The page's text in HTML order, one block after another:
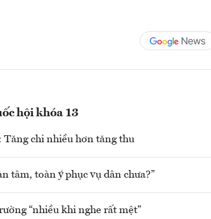
hội khóa 13
Tăng chi nhiều hơn tăng thu
tâm, toàn ý phục vụ dân chưa?”
“nhiều khi nghe rất mệt”